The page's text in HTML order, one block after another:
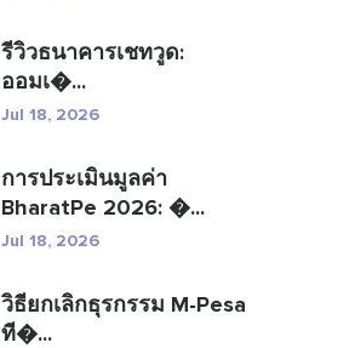
รีวิวธนาคารเชทวูด:
ออมเ�...
Jul 18, 2026
การประเมินมูลค่า
BharatPe 2026: �...
Jul 18, 2026
วิธียกเลิกธุรกรรม M-Pesa
ที�...